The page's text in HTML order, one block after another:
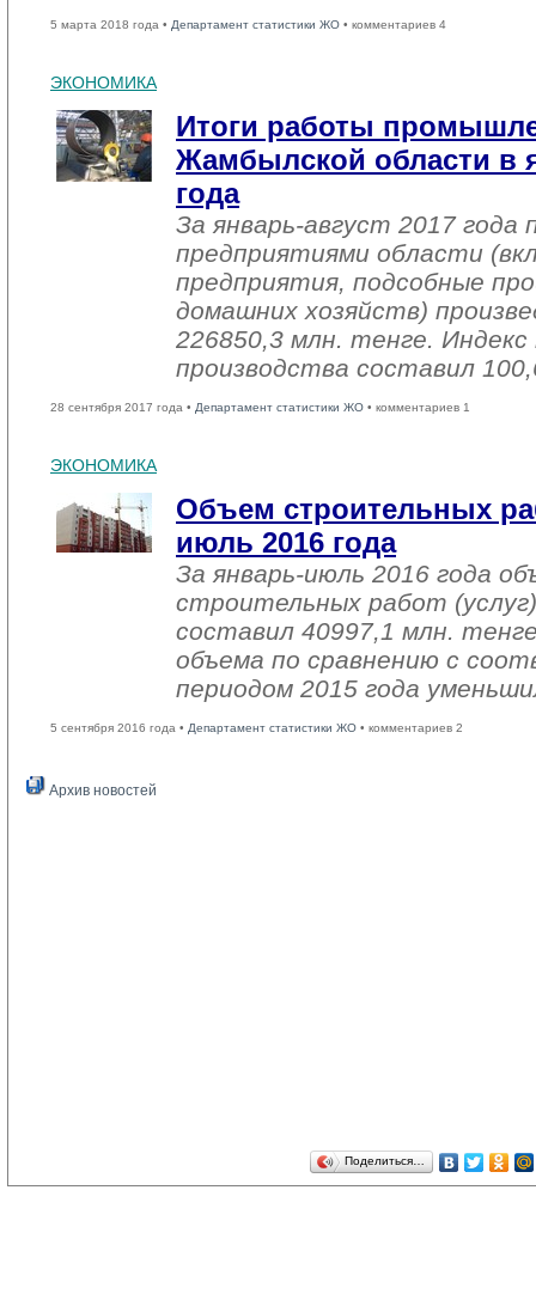
5 марта 2018 года • Департамент статистики ЖО • комментариев 4
ЭКОНОМИКА
Итоги работы
Жамбылской области в
года
За январь-август 2017
предприятиями области
предприятия, подсобные
домашних хозяйств)
226850,3 млн. тенге.
производства составил
28 сентября 2017 года • Департамент статистики ЖО • комментариев 1
ЭКОНОМИКА
Объем строительных
июль 2016 года
За январь-июль 2016 года
строительных работ
составил 40997,1 млн.
объема по сравнению с
периодом 2015 года
5 сентября 2016 года • Департамент статистики ЖО • комментариев 2
Архив новостей
Поделиться…